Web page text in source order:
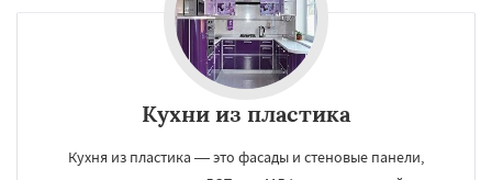
Кухни из пластика
Кухня из пластика — это фасады и стеновые панели,